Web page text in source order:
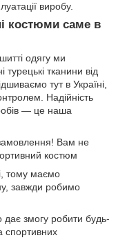
виробу.
костюми саме в
одягу ми
турецькі тканини від
тут в Україні,
Надійність
— це наша
Вам не
костюм
тому маємо
завжди робимо
змогу робити будь-
спортивних